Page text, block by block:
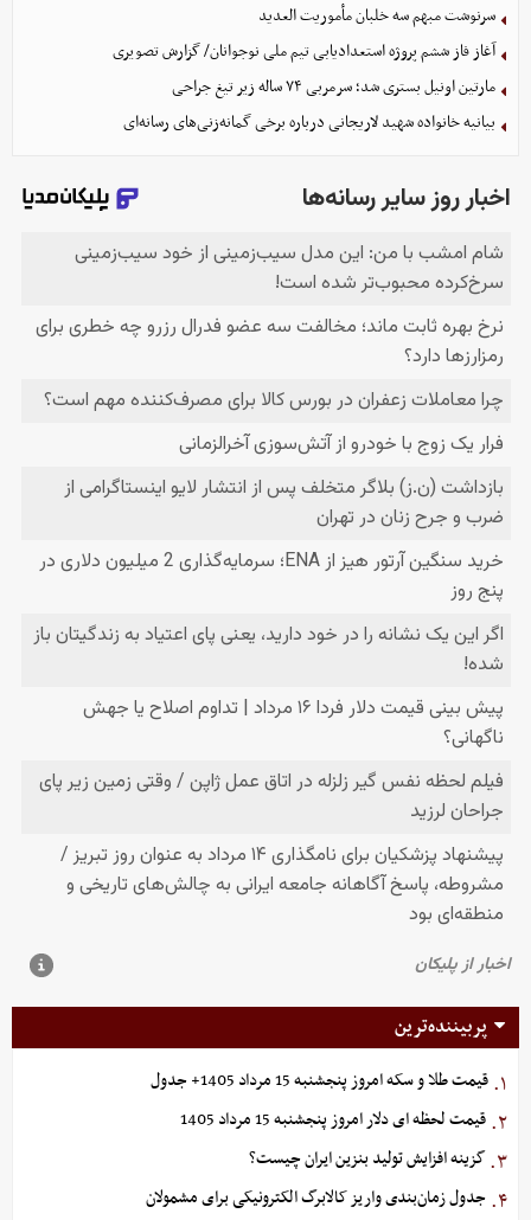
سرنوشت مبهم سه خلبان مأموریت العدید
آغاز فاز ششم پروژه استعدادیابی تیم ملی نوجوانان/ گزارش تصویری
مارتین اونیل بستری شد؛ سرمربی ۷۴ ساله زیر تیغ جراحی
بیانیه خانواده شهید لاریجانی درباره برخی گمانه‌زنی‌های رسانه‌ای
پربیننده‌ترین
۱. قیمت طلا و سکه امروز پنجشنبه 15 مرداد 1405+ جدول
۲. قیمت لحظه ای دلار امروز پنجشنبه 15 مرداد 1405
۳. گزینه‌ افزایش تولید بنزین ایران چیست؟
۴. جدول زمان‌بندی واریز کالابرگ الکترونیکی برای مشمولان